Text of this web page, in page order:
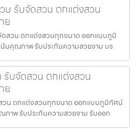
บ รับจัดสวน ตกแต่งสวน
ย
สวน ตกแต่งสวนทุกขนาด ออกแบบภูมิ
น้นคุณภาพ รับประกันความสวยงาม บร
บจัดสวน ตกแต่งสวน
ย
วน ตกแต่งสวนทุกขนาด ออกแบบภูมิทัศน์
ภาพ รับประกันความสวยงาม รับออก